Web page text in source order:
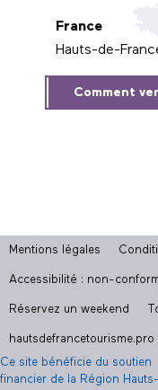
France
Hauts-de-
Comment
Mentions légales
Accessibilité : non-
Réservez un weekend
hautsdefrancetourisme.pro
Ce site bénéficie du soutien
financier de la Région